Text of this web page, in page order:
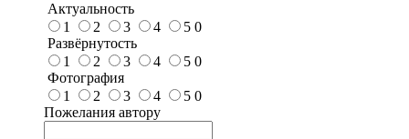
Актуальность
1
2 3 4 5 0
Развёрнутость
1
2 3 4 5 0
Фотография
1
2 3 4 5 0
Пожелания автору